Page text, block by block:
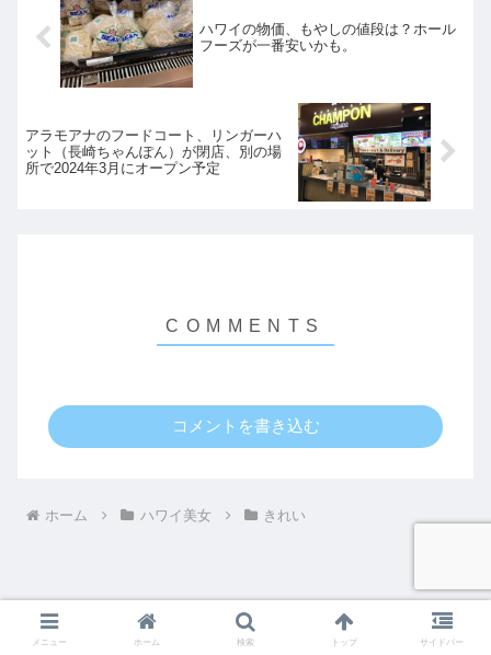
ハワイの物価、もやしの値段は？ホール
フーズが一番安いかも。
アラモアナのフードコート、リンガーハ
ット（長崎ちゃんぽん）が閉店、別の場
所で2024年3月にオープン予定
コメントを書き込む
ホーム ハワイ美女 きれい
メニュー ホーム 検索 トップ サイドバー